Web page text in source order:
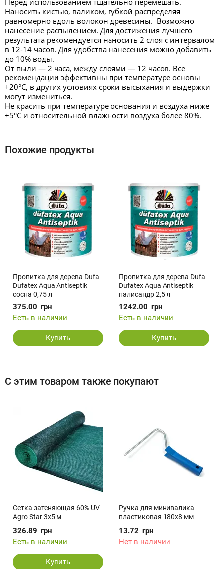
Перед использованием тщательно перемешать.
Наносить кистью, валиком, губкой распределяя
равномерно вдоль волокон древесины. Возможно
нанесение распылением. Для достижения лучшего
результата рекомендуется наносить 2 слоя с интервалом
в 12-14 часов. Для удобства нанесения можно добавить
до 10% воды.
От пыли — 2 часа, между слоями — 12 часов. Все
рекомендации эффективны при температуре основы
+20°С, в других условиях сроки высыхания и выдержки
могут измениться.
Не красить при температуре основания и воздуха ниже
+5°С и относительной влажности воздуха более 80%.
Похожие продукты
Пропитка для дерева Dufa
Dufatex Aqua Antiseptik
сосна 0,75 л
375.00 грн
Есть в наличии
Купить
Пропитка для дерева Dufa
Dufatex Aqua Antiseptik
палисандр 2,5 л
1242.00 грн
Есть в наличии
Купить
С этим товаром также покупают
Сетка затеняющая 60% UV
Agro Star 3х5 м
326.89 грн
Есть в наличии
Купить
Ручка для минивалика
пластиковая 180х8 мм
13.72 грн
Нет в наличии